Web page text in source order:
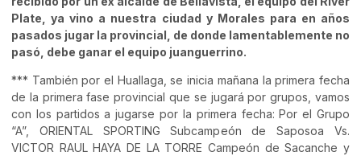
Plate, ya vino a nuestra ciudad y Morales para en años
pasados jugar la provincial, de donde lamentablemente no
pasó, debe ganar el equipo juanguerrino.
*** También por el Huallaga, se inicia mañana la primera fecha
de la primera fase provincial que se jugará por grupos, vamos
con los partidos a jugarse por la primera fecha: Por el Grupo
“A”, ORIENTAL SPORTING Subcampeón de Saposoa Vs.
VICTOR RAUL HAYA DE LA TORRE Campeón de Sacanche y